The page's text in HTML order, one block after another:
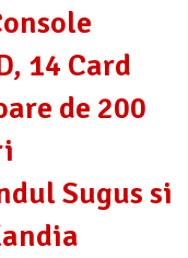
14 Card
de 200
Sugus si